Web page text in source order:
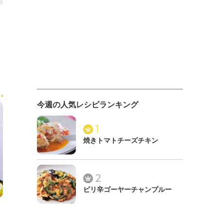
今週の人気レシピランキング
1
焼きトマトチーズチキン
2
ピリ辛ゴーヤーチャンプルー